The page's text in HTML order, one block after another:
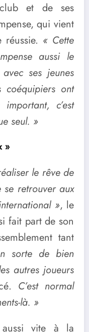
et de ses
qui vient
« Cette
aussi le
ses jeunes
coéquipiers ont
c’est
seul. »
»
le rêve de
se retrouver aux
», le
fait part de son
tant
sorte de bien
autres joueurs
C’est normal
là. »
aussi vite à la